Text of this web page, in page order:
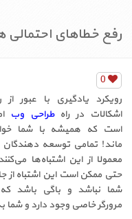
رفع خطاهای
0
رویکرد یادگیری با عبور از
اشکالات در راهطراحی وب
است که همیشه با شما
ماند! تمامی توسعه
معمولا از این اشتباه‌ها
حتی ممکن است این اشتباه از
شما نباشد و باگی باشد
مرورگر خاصی وجود دارد و شما